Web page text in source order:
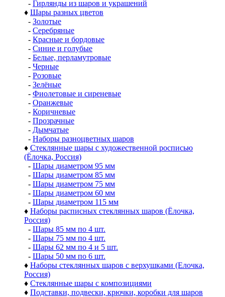
- Гирлянды из шаров и украшений
♦ Шары разных цветов
- Золотые
- Серебряные
- Красные и бордовые
- Синие и голубые
- Белые, перламутровые
- Черные
- Розовые
- Зелёные
- Фиолетовые и сиреневые
- Оранжевые
- Коричневые
- Прозрачные
- Дымчатые
- Наборы разноцветных шаров
♦ Стеклянные шары с художественной росписью
(Ёлочка, Россия)
- Шары диаметром 95 мм
- Шары диаметром 85 мм
- Шары диаметром 75 мм
- Шары диаметром 60 мм
- Шары диаметром 115 мм
♦ Наборы расписных стеклянных шаров (Ёлочка,
Россия)
- Шары 85 мм по 4 шт.
- Шары 75 мм по 4 шт.
- Шары 62 мм по 4 и 5 шт.
- Шары 50 мм по 6 шт.
♦ Наборы стеклянных шаров с верхушками (Елочка,
Россия)
♦ Стеклянные шары с композициями
♦ Подставки, подвески, крючки, коробки для шаров